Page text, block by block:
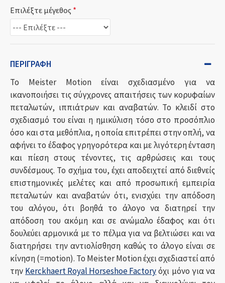
Επιλέξτε μέγεθος
ΠΕΡΙΓΡΑΦΉ
Το Meister Motion είναι σχεδιασμένο για να
ικανοποιήσει τις σύγχρονες απαιτήσεις των κορυφαίων
πεταλωτών, ιππιάτρων και αναβατών. Το κλειδί στο
σχεδιασμό του είναι η ημικύλιση τόσο στο προσόπλιο
όσο και στα μεθόπλια, η οποία επιτρέπει στην οπλή, να
αφήνει το έδαφος γρηγορότερα και με λιγότερη ένταση
και πίεση στους τένοντες, τις αρθρώσεις και τους
συνδέσμους. Το σχήμα του, έχει αποδειχτεί από διεθνείς
επιστημονικές μελέτες και από προσωπική εμπειρία
πεταλωτών και αναβατών ότι, ενισχύει την απόδοση
του αλόγου, ότι βοηθά το άλογο να διατηρεί την
απόδοση του ακόμη και σε ανώμαλο έδαφος και ότι
δουλεύει αρμονικά με το πέλμα για να βελτιώσει και να
διατηρήσει την αντιολίσθηση καθώς το άλογο είναι σε
κίνηση (=motion). Το Meister Motion έχει σχεδιαστεί από
την Kerckhaert Royal Horseshoe Factoryόχι μόνο για να